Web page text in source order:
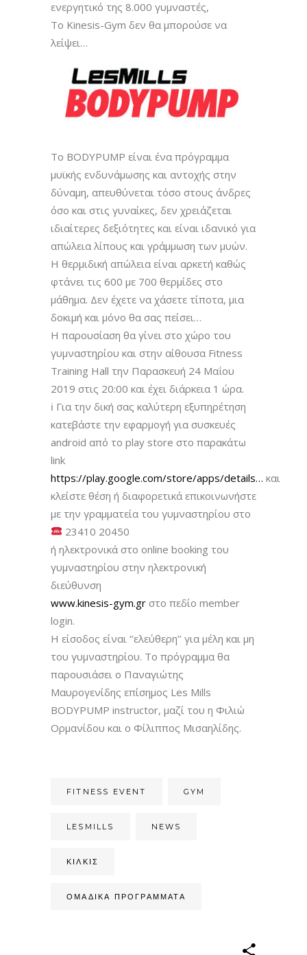
ενεργητικό της 8.000 γυμναστές,
Το Kinesis-Gym δεν θα μπορούσε να
λείψει…
Το BODYPUMP είναι ένα πρόγραμμα
μυϊκής ενδυνάμωσης και αντοχής στην
δύναμη, απευθύνεται τόσο στους άνδρες
όσο και στις γυναίκες, δεν χρειάζεται
ιδιαίτερες δεξιότητες και είναι ιδανικό για
απώλεια λίπους και γράμμωση των μυών.
Η θερμιδική απώλεια είναι αρκετή καθώς
φτάνει τις 600 με 700 θερμίδες στο
μάθημα. Δεν έχετε να χάσετε τίποτα, μια
δοκιμή και μόνο θα σας πείσει…
Η παρουσίαση θα γίνει στο χώρο του
γυμναστηρίου και στην αίθουσα Fitness
Training Hall την Παρασκευή 24 Μαΐου
2019 στις 20:00 και έχει διάρκεια 1 ώρα.
ℹ Για την δική σας καλύτερη εξυπηρέτηση
κατεβάστε την εφαρμογή για συσκευές
android από το play store στο παρακάτω
link
https://play.google.com/store/apps/details… και
κλείστε θέση ή διαφορετικά επικοινωνήστε
με την γραμματεία του γυμναστηρίου στο
23410 20450
ή ηλεκτρονικά στο online booking του
γυμναστηρίου στην ηλεκτρονική
διεύθυνση
www.kinesis-gym.gr στο πεδίο member
login.
Η είσοδος είναι ‘’ελεύθερη’’ για μέλη και μη
του γυμναστηρίου. Το πρόγραμμα θα
παρουσιάσει ο Παναγιώτης
Μαυρογενίδης επίσημος Les Mills
BODYPUMP instructor, μαζί του η Φιλιώ
Ορμανίδου και ο Φίλιππος Μισαηλίδης.
FITNESS EVENT GYM
LESMILLS NEWS
ΚΙΛΚΊΣ
ΟΜΑΔΙΚΆ ΠΡΟΓΡΆΜΜΑΤΑ